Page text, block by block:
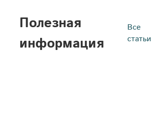
Полезная
информация
Все
статьи